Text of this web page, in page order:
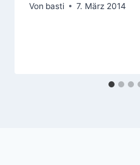
Von basti 7. März 2014